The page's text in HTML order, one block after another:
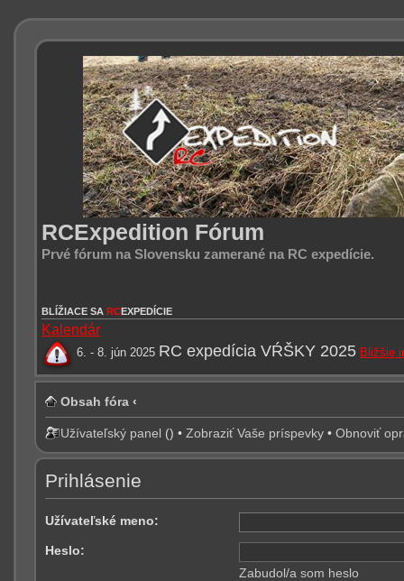
RCExpedition Fórum
Prvé fórum na Slovensku zamerané na RC expedície.
BLÍŽIACE SA RCEXPEDÍCIE
Kalendár
6. - 8. jún 2025 RC expedícia VŔŠKY 2025 Bližšie
Obsah fóra ‹
Užívateľský panel () • Zobraziť Vaše príspevky • Obnoviť
Prihlásenie
Užívateľské meno:
Heslo:
Zabudol/a som heslo